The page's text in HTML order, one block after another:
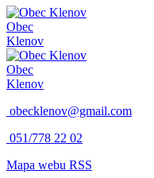
Obec
Klenov
Obec
Klenov
obecklenov@gmail.com
051/778 22 02
Mapa webu RSS